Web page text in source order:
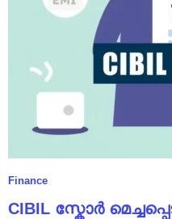
Finance
CIBIL സ്കോർ